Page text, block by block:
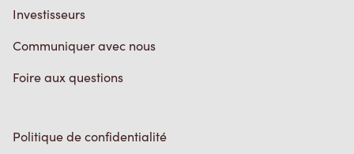
Investisseurs
Communiquer avec nous
Foire aux questions
Politique de confidentialité